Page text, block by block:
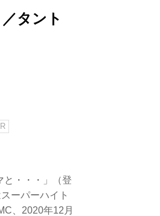
タント
と・・・」（登
ーパーハイト
、2020年12月